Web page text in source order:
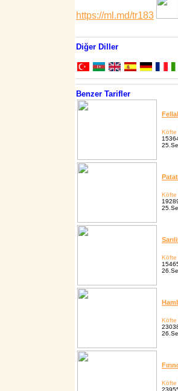
https://ml.md/tr183
Diğer Diller
Benzer Tarifler
Köfte
Köfte
Köfte
Köfte
Köfte